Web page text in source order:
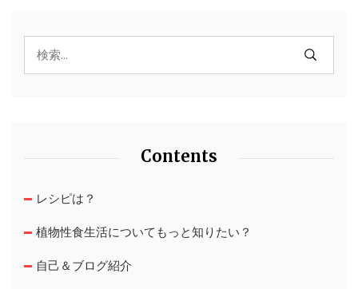
Contents
レシピは？
植物性食生活についてもっと知りたい？
自己＆ブログ紹介